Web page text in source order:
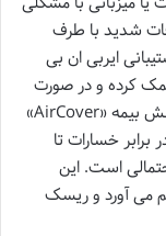
شدید با طرف
ایربی ان بی
کرده و در صورت
لزوم، مداخله کند. علاوه بر این، ایربی ان بی پوشش بیمه «AirCover»
برابر خسارات تا
است. این
می آورد و ریسک